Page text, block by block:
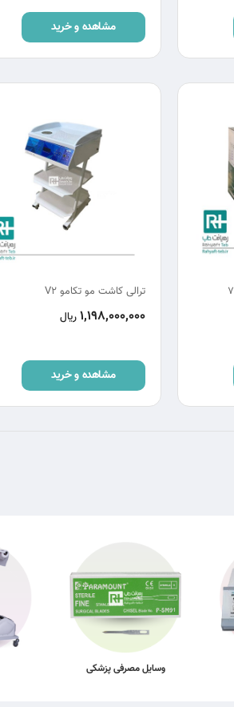
مشاهده و خرید
ترالی کاشت مو تکامو V2
1,198,000,000 ریال
مشاهده و خرید
وسایل مصرفی پزشکی